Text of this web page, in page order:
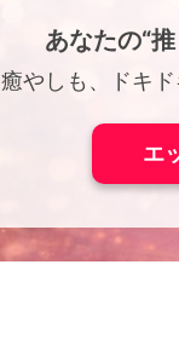
あなたの“
癒やしも、ドキ
エ